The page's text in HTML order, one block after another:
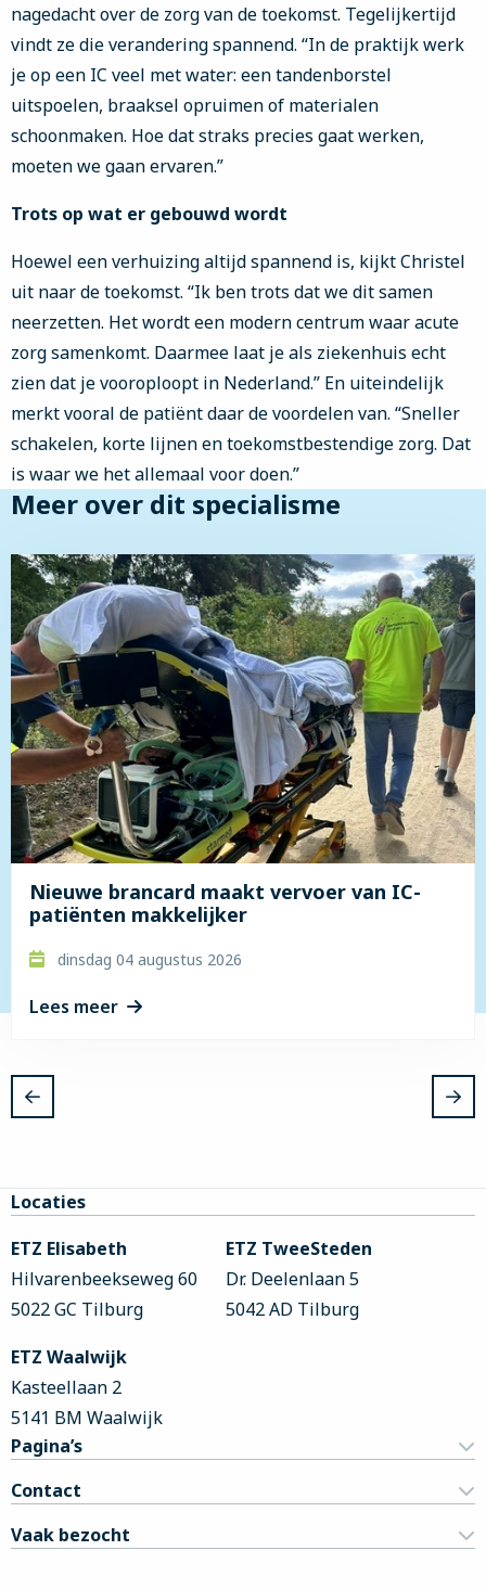
nagedacht over de zorg van de toekomst. Tegelijkertijd
vindt ze die verandering spannend. “In de praktijk werk
je op een IC veel met water: een tandenborstel
uitspoelen, braaksel opruimen of materialen
schoonmaken. Hoe dat straks precies gaat werken,
moeten we gaan ervaren.”
Trots op wat er gebouwd wordt
Hoewel een verhuizing altijd spannend is, kijkt Christel
uit naar de toekomst. “Ik ben trots dat we dit samen
neerzetten. Het wordt een modern centrum waar acute
zorg samenkomt. Daarmee laat je als ziekenhuis echt
zien dat je vooroploopt in Nederland.” En uiteindelijk
merkt vooral de patiënt daar de voordelen van. “Sneller
schakelen, korte lijnen en toekomstbestendige zorg. Dat
is waar we het allemaal voor doen.”
Meer over dit specialisme
Nieuwe brancard maakt vervoer van IC-
patiënten makkelijker
dinsdag 04 augustus 2026
Lees meer
Lees
meer
over
Nieuwe
brancard
maakt
vervoer
van
IC-
patiënten
makkelijker
Site
footer
Locaties
ETZ Elisabeth
Hilvarenbeekseweg 60
5022 GC Tilburg
ETZ TweeSteden
Dr. Deelenlaan 5
5042 AD Tilburg
ETZ Waalwijk
Kasteellaan 2
5141 BM Waalwijk
Pagina’s
Contact
Vaak bezocht